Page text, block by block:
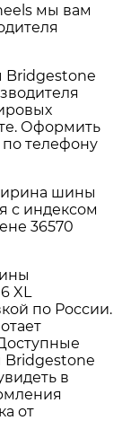
мы вам
Bridgestone
Оформить
телефону
шины
с индексом
36570
XL
по России.
в
от